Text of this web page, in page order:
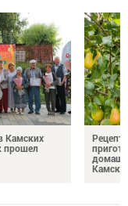
Камских
прошел